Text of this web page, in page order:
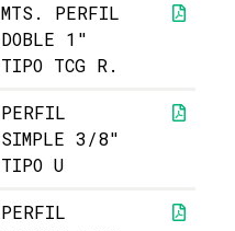
MTS. PERFIL
DOBLE 1"
TIPO TCG R.
PERFIL
SIMPLE 3/8"
TIPO U
PERFIL